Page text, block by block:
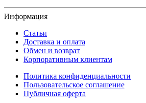
Информация
Статьи
Доставка и оплата
Обмен и возврат
Корпоративным клиентам
Политика конфиденциальности
Пользовательское соглашение
Публичная оферта